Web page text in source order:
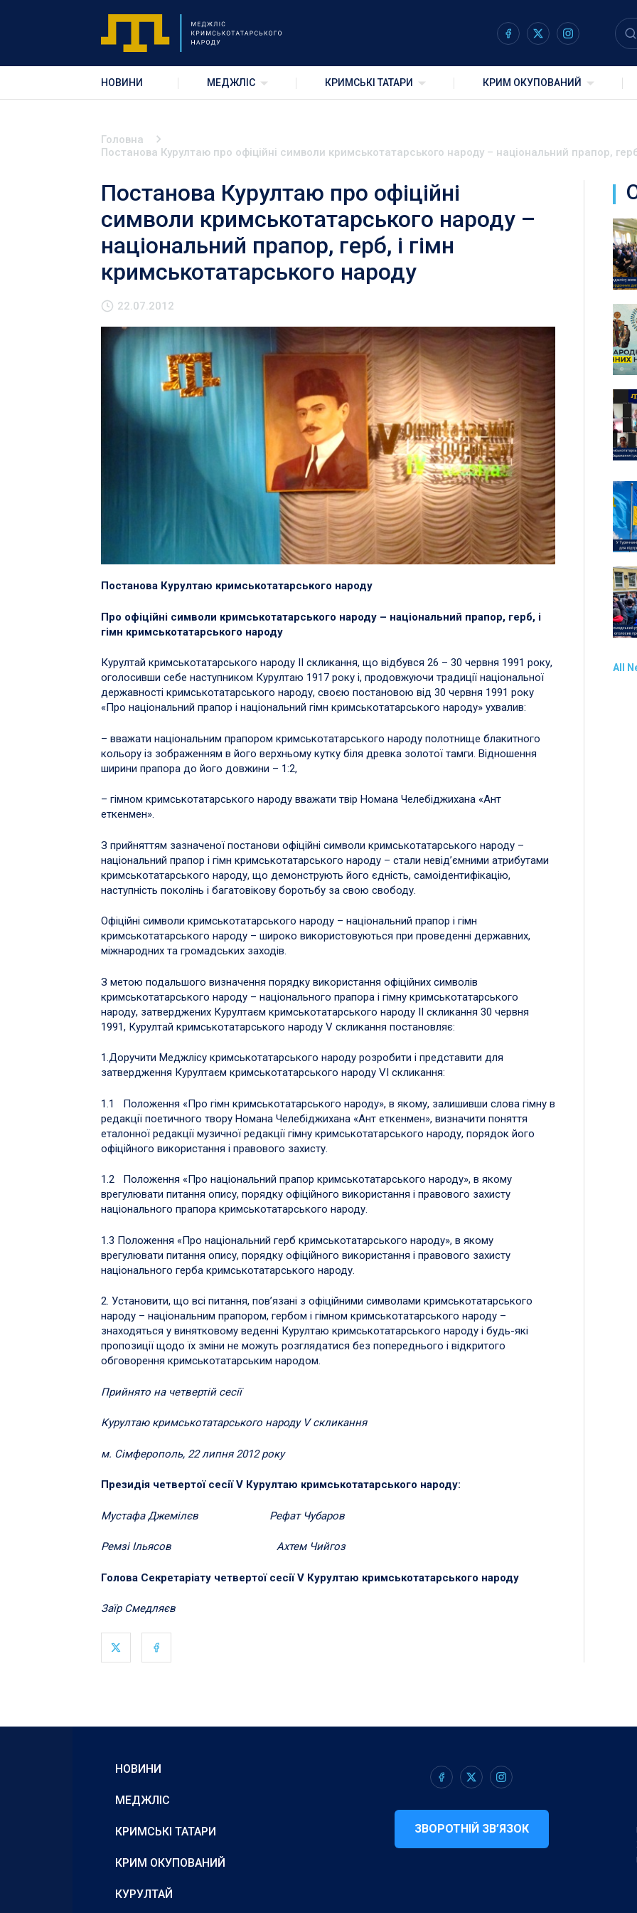
НОВИНИ МЕДЖЛІС КРИМСЬКІ ТАТАРИ КРИМ ОКУПОВАНИЙ
Головна
Постанова Курултаю про офіційні символи кримськотатарського народу – національний прапор,
Постанова Курултаю про офіційні
символи кримськотатарського народу –
національний прапор, герб, і гімн
кримськотатарського народу
22.07.2012
Постанова Курултаю кримськотатарського народу
Про офіційні символи кримськотатарського народу – національний прапор, герб, і
гімн кримськотатарського народу
Курултай кримськотатарського народу II скликання, що відбувся 26 – 30 червня 1991 року,
оголосивши себе наступником Курултаю 1917 року і, продовжуючи традиції національної
державності кримськотатарського народу, своєю постановою від 30 червня 1991 року
«Про національний прапор і національний гімн кримськотатарського народу» ухвалив:
– вважати національним прапором кримськотатарського народу полотнище блакитного
кольору із зображенням в його верхньому кутку біля древка золотої тамги. Відношення
ширини прапора до його довжини – 1:2,
– гімном кримськотатарського народу вважати твір Номана Челебіджихана «Ант
еткенмен».
З прийняттям зазначеної постанови офіційні символи кримськотатарського народу –
національний прапор і гімн кримськотатарського народу – стали невід’ємними атрибутами
кримськотатарського народу, що демонструють його єдність, самоідентифікацію,
наступність поколінь і багатовікову боротьбу за свою свободу.
Офіційні символи кримськотатарського народу – національний прапор і гімн
кримськотатарського народу – широко використовуються при проведенні державних,
міжнародних та громадських заходів.
З метою подальшого визначення порядку використання офіційних символів
кримськотатарського народу – національного прапора і гімну кримськотатарського
народу, затверджених Курултаєм кримськотатарського народу II скликання 30 червня
1991, Курултай кримськотатарського народу V скликання постановляє:
1.Доручити Меджлісу кримськотатарського народу розробити і представити для
затвердження Курултаєм кримськотатарського народу VI скликання:
1.1 Положення «Про гімн кримськотатарського народу», в якому, залишивши слова гімну в
редакції поетичного твору Номана Челебіджихана «Ант еткенмен», визначити поняття
еталонної редакції музичної редакції гімну кримськотатарського народу, порядок його
офіційного використання і правового захисту.
1.2 Положення «Про національний прапор кримськотатарського народу», в якому
врегулювати питання опису, порядку офіційного використання і правового захисту
національного прапора кримськотатарського народу.
1.3 Положення «Про національний герб кримськотатарського народу», в якому
врегулювати питання опису, порядку офіційного використання і правового захисту
національного герба кримськотатарського народу.
2. Установити, що всі питання, пов’язані з офіційними символами кримськотатарського
народу – національним прапором, гербом і гімном кримськотатарського народу –
знаходяться у винятковому веденні Курултаю кримськотатарського народу і будь-які
пропозиції щодо їх зміни не можуть розглядатися без попереднього і відкритого
обговорення кримськотатарським народом.
Прийнято на четвертій сесії
Курултаю кримськотатарського народу V скликання
м. Сімферополь, 22 липня 2012 року
Президія четвертої сесії V Курултаю кримськотатарського народу:
Мустафа Джемілєв Рефат Чубаров
Ремзі Ільясов Ахтем Чийгоз
Голова Секретаріату четвертої сесії V Курултаю кримськотатарського народу
Заїр Смедляєв
All
НОВИНИ
МЕДЖЛІС
КРИМСЬКІ ТАТАРИ
КРИМ ОКУПОВАНИЙ
КУРУЛТАЙ
ЗВОРОТНІЙ ЗВ’ЯЗОК